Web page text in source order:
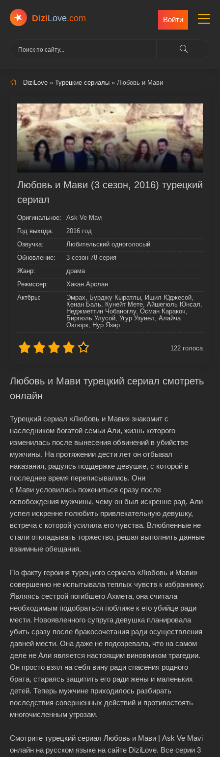
DiziLove.com Войти
DiziLove » Турецкие сериалы » Любовь и Мави
Любовь и Мави (3 сезон, 2016) турецкий
сериал
Оригинальное:
Ask Ve Mavi
Год выхода:
2016 год
Озвучка:
Любительский одноголосый
Обновление:
3 сезон 78 серия
Жанр:
драма
Режиссер:
Хакан Арслан
Актёры:
Эмрах, Бурджу Кыратлы, Ишил Юджесой,
Кенан Баль, Кунейт Мете, Айшегюль Юнсал,
Неджметтин Чобаноглу, Осман Каракоч,
Биргюль Улусой, Угур Узунел, Алайча
Озтюрк, Нур Язар
122 голоса
Любовь и Мави турецкий сериал смотреть
онлайн
Турецкий сериал «Любовь и Мави» знакомит с
наследником богатой семьи Али, жизнь которого
изменилась после вынесения обвинений в убийстве
мужчины. На протяжении дести лет он отбывал
наказания, радуясь поддержке девушке, с которой в
последнее время переписывались. Они
с Мави условились пожениться сразу после
освобождения мужчины, чему он был искренне рад. Али
успел искренне полюбить привлекательную девушку,
встреча с которой усилила его чувства. Влюбленные не
стали откладывать торжество, решая выполнить данные
взаимные обещания.
По факту героиня турецкого сериала «Любовь и Мави»
совершенно не испытывала теплых чувств к избраннику.
Являясь сестрой погибшего Ахмета, она считала
необходимым подобраться поближе к его убийце ради
мести. Новоявленного супруга девушка планировала
убить сразу после бракосочетания ради осуществления
давней мести. Она даже не подозревала, что на самом
деле не Али является настоящим виновником трагедии.
Он просто взял на себя вину ради спасения родного
брата, стараясь защитить его ради жены и маленьких
детей. Теперь мужчине приходилось разбирать
последствия совершенных действий и противостоять
многочисленным угрозам.
Смотрите турецкий сериал Любовь и Мави | Ask Ve Mavi
онлайн на русском языке на сайте DiziLove. Все серии 3